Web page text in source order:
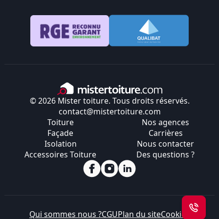
© 2026 Mister toiture. Tous droits réservés.
contact@mistertoiture.com
Toiture
Façade
Isolation
Accessoires Toiture
Nos agences
Carrières
Nous contacter
Des questions ?
Qui sommes nous ?CGUPlan du siteCookies